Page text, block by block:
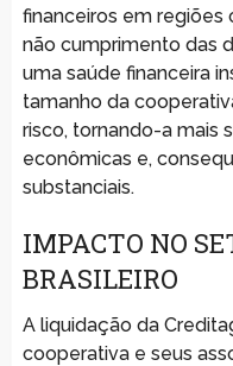
financeiros em regiões
não cumprimento das
uma saúde financeira
tamanho da
risco, tornando-a mais
econômicas e,
substanciais.
IMPACTO NO
BRASILEIRO
A liquidação da
cooperativa e seus